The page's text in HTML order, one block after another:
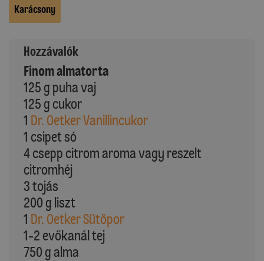
Karácsony
Hozzávalók
Finom almatorta
125 g puha vaj
125 g cukor
1 Dr. Oetker Vanillincukor
1 csipet só
4 csepp citrom aroma vagy reszelt
citromhéj
3 tojás
200 g liszt
1 Dr. Oetker Sütőpor
1-2 evőkanál tej
750 g alma